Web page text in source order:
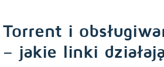
Torrent i
– jakie linki